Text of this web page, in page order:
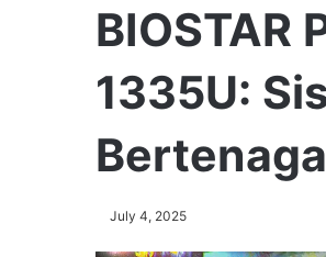
BIOSTAR
1335U:
July 4, 2025